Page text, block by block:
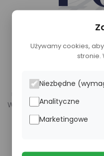
Używamy cookies,
stronie.
Niezbędne
Analityczne
Marketingowe
Ups! Strona, którą
Wygląda na to, że nie